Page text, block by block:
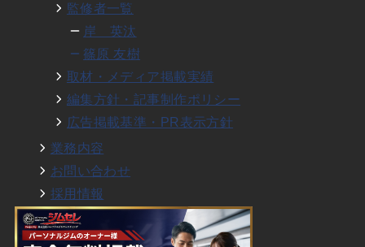
監修者一覧
岸 英汰
篠原 友樹
取材・メディア掲載実績
編集方針・記事制作ポリシー
広告掲載基準・PR表示方針
業務内容
お問い合わせ
採用情報